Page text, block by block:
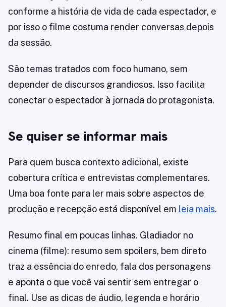
conforme a história de vida de cada espectador, e
por isso o filme costuma render conversas depois
da sessão.
São temas tratados com foco humano, sem
depender de discursos grandiosos. Isso facilita
conectar o espectador à jornada do protagonista.
Se quiser se informar mais
Para quem busca contexto adicional, existe
cobertura crítica e entrevistas complementares.
Uma boa fonte para ler mais sobre aspectos de
produção e recepção está disponível em leia mais.
Resumo final em poucas linhas. Gladiador no
cinema (filme): resumo sem spoilers, bem direto
traz a essência do enredo, fala dos personagens
e aponta o que você vai sentir sem entregar o
final. Use as dicas de áudio, legenda e horário